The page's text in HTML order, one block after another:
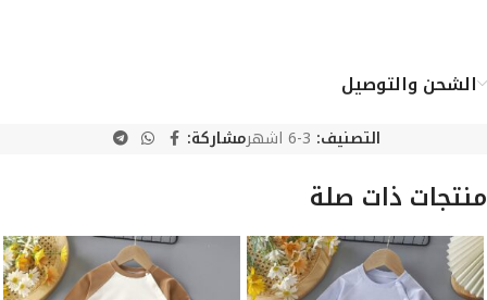
الشحن والتوصيل
التصنيف: 3-6 اشهر مشاركة:
منتجات ذات صلة